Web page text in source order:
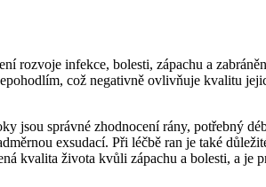
rozvoje infekce, bolesti, zápachu a
což negativně ovlivňuje kvalitu
správné zhodnocení rány, potřebný
exsudací. Při léčbě ran je také
kvalita života kvůli zápachu a bolesti, a je